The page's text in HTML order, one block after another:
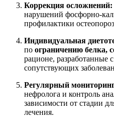
Коррекция осложнений:
нарушений фосфорно-
профилактики
Индивидуальная
по ограничению белка,
рационе, разработанные
сопутствующих
Регулярный
нефролога и контроль
зависимости от стадии
лечения.